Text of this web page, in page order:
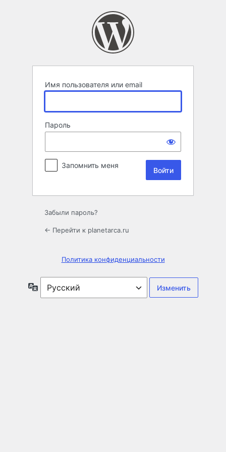
Имя пользователя или email
Пароль
Запомнить меня
Забыли пароль?
← Перейти к planetarca.ru
Политика конфиденциальности
Язык